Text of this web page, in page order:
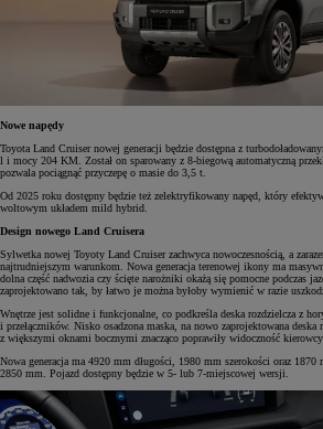
Nowe napędy
Toyota Land Cruiser nowej generacji będzie dostępna z
l i mocy 204 KM. Został on sparowany z 8-biegową automatyczną
pozwala pociągnąć przyczepę o masie do 3,5 t.
Od 2025 roku dostępny będzie też zelektryfikowany napęd, który
woltowym układem mild hybrid.
Design nowego Land Cruisera
Sylwetka nowej Toyoty Land Cruiser zachwyca nowoczesnością, a
najtrudniejszym warunkom. Nowa generacja terenowej ikony ma
dolna część nadwozia czy ścięte narożniki okażą się pomocne podczas
zaprojektowano tak, by łatwo je można byłoby wymienić w razie
Wnętrze jest solidne i funkcjonalne, co podkreśla deska rozdzielcza z
i przełączników. Nisko osadzona maska, na nowo zaprojektowana
z większymi oknami bocznymi znacząco poprawiły widoczność
Nowa generacja ma 4920 mm długości, 1980 mm szerokości oraz
2850 mm. Pojazd dostępny będzie w 5- lub 7-miejscowej wersji.